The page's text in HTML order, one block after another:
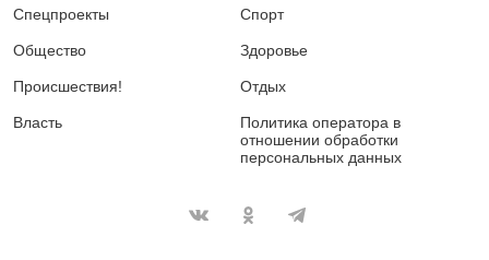
Спецпроекты
Общество
Происшествия!
Власть
Спорт
Здоровье
Отдых
Политика оператора в
отношении обработки
персональных данных